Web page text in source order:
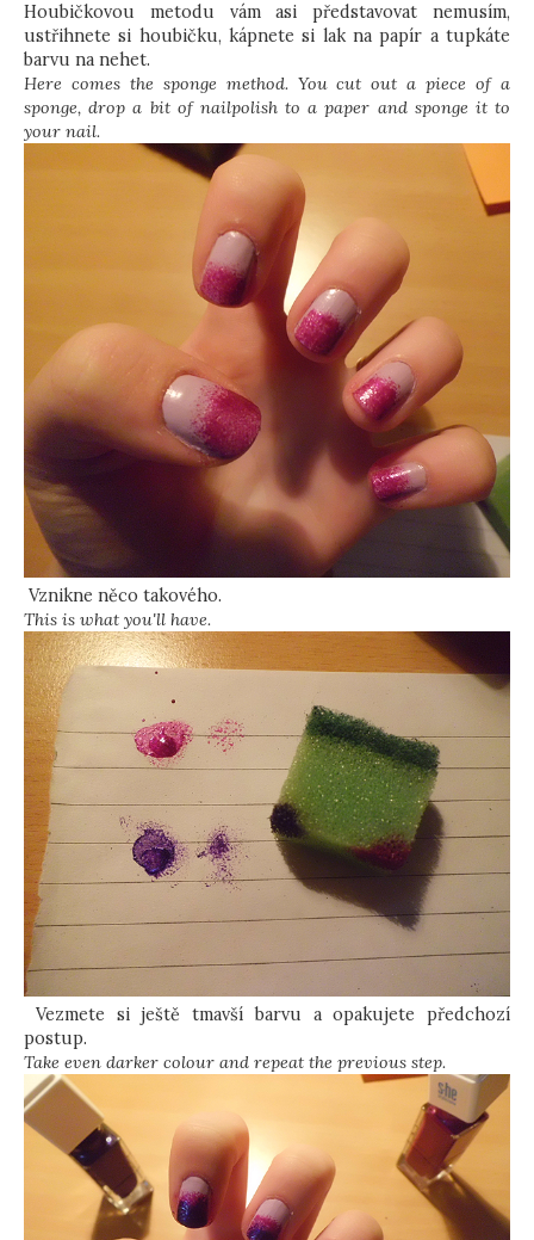
Houbičkovou metodu vám asi představovat nemusím,
ustřihnete si houbičku, kápnete si lak na papír a tupkáte
barvu na nehet.
Here comes the sponge method. You cut out a piece of a
sponge, drop a bit of nailpolish to a paper and sponge it to
your nail.
Vznikne něco takového.
This is what you'll have.
Vezmete si ještě tmavší barvu a opakujete předchozí
postup.
Take even darker colour and repeat the previous step.